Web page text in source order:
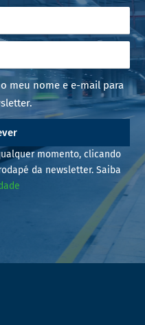
meu nome e e-mail para
momento, clicando
da newsletter. Saiba